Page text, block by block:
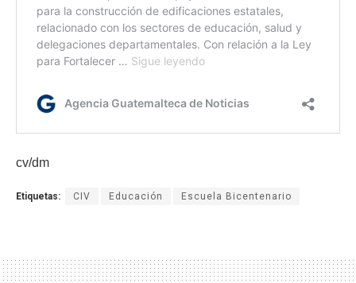
cv/dm
Etiquetas: CIV Educación Escuela Bicentenario